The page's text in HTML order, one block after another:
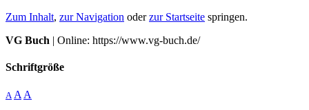
Zum Inhalt, zur Navigation oderzur Startseite springen.
VG Buch | Online: https://www.vg-buch.de/
Schriftgröße
A A A